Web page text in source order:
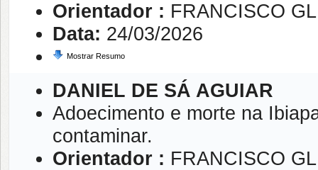
Orientador : FRANCISCO
Data: 24/03/2026
Mostrar Resumo
DANIEL DE SÁ AGUIAR
Adoecimento e morte na
contaminar.
Orientador : FRANCISCO